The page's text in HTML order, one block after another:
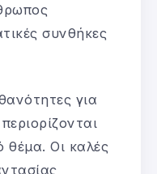
συνθήκες
για
θέμα. Οι καλές